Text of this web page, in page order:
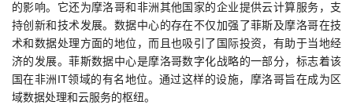
的影响。它还为摩洛哥和非洲其他国家的企业提供云计算服务，支
持创新和技术发展。数据中心的存在不仅加强了菲斯及摩洛哥在技
术和数据处理方面的地位，而且也吸引了国际投资，有助于当地经
济的发展。菲斯数据中心是摩洛哥数字化战略的一部分，标志着该
国在非洲IT领域的有名地位。通过这样的设施，摩洛哥旨在成为区
域数据处理和云服务的枢纽。